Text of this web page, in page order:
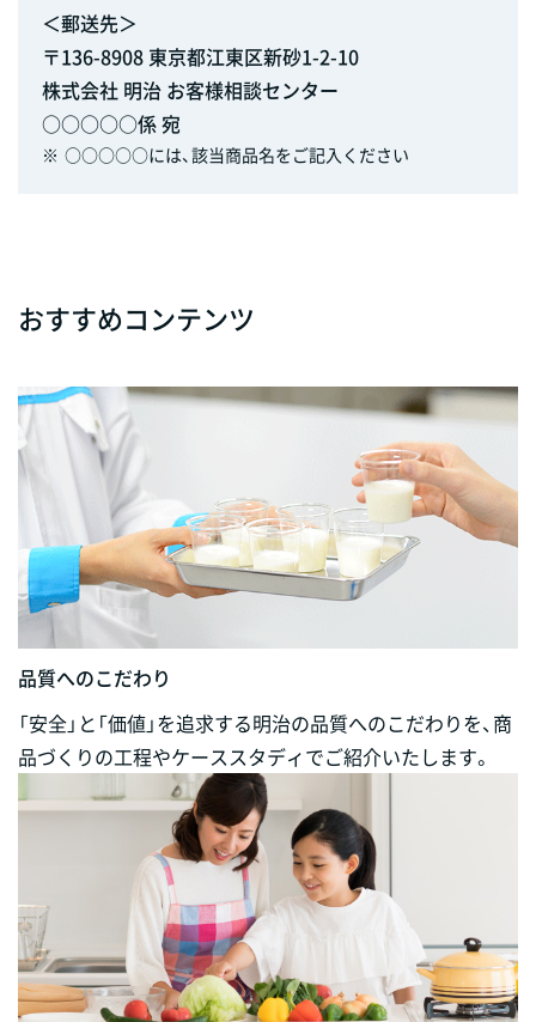
＜郵送先＞
〒136-8908 東京都江東区新砂1-2-10
株式会社 明治 お客様相談センター
○○○○○係 宛
※ ○○○○○には、該当商品名をご記入ください
おすすめコンテンツ
品質へのこだわり
「安全」と「価値」を追求する明治の品質へのこだわりを、商
品づくりの工程やケーススタディでご紹介いたします。